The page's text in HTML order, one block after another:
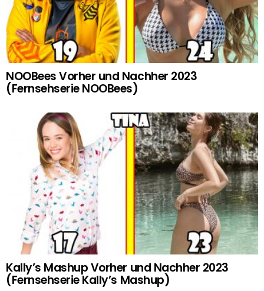
NOOBees Vorher und Nachher 2023
(Fernsehserie NOOBees)
Kally’s Mashup Vorher und Nachher 2023
(Fernsehserie Kally’s Mashup)